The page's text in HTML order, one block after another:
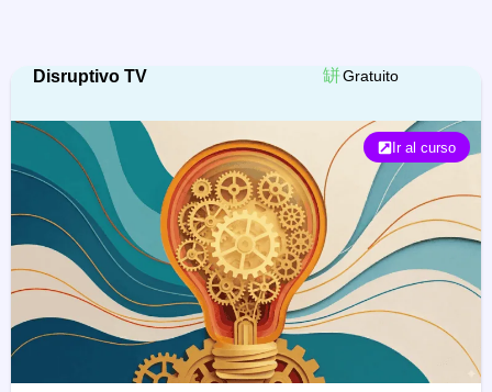
Disruptivo TV Gratuito
Ir al curso